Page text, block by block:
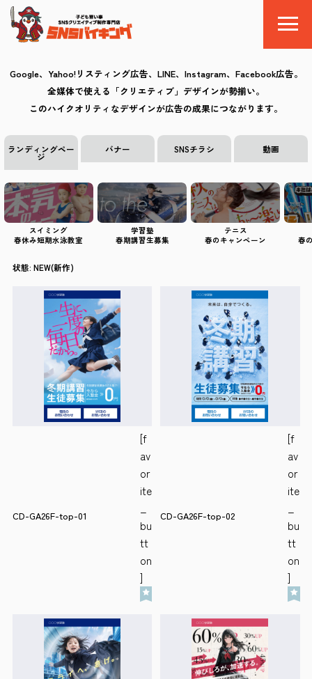
SNSバイキングとは
料金
制作の流れ
クリエイティブ
Q&A
お気に入り
会社案内
サイトポリシー
0120-78-8169
［受付時間］ 9：00～18：00 ※土・日・祝祭日・年末年始は除く
お問い合わせはこちら
Google、Yahoo!リスティング広告、LINE、Instagram、Facebook広告。
全媒体で使える「クリエティブ」デザインが勢揃い。
このハイクオリティなデザインが広告の成果につながります。
ランディングペー
ジ
バナー SNSチラシ 動画
スイミング
春休み短期水泳教室
学習塾
春期講習生募集
テニス
春のキャンペーン
春
状態: NEW(新作)
CD-GA26F-top-01
[f
av
or
ite
bu
tt
on
]
CD-GA26F-top-02
[f
av
or
ite
bu
tt
on
]